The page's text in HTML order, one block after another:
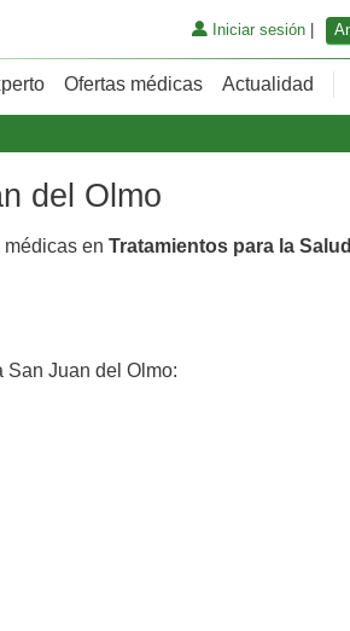
Iniciar sesión|
Ofertas médicas Actualidad
del Olmo
médicas en Tratamientos para la
San Juan del Olmo: